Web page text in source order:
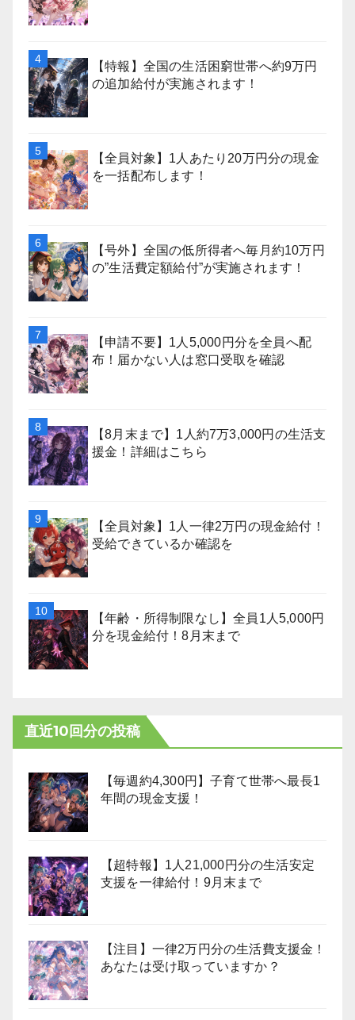
【特報】全国の生活困窮世帯へ約9万円
の追加給付が実施されます！
【全員対象】1人あたり20万円分の現金
を一括配布します！
【号外】全国の低所得者へ毎月約10万円
の”生活費定額給付”が実施されます！
【申請不要】1人5,000円分を全員へ配
布！届かない人は窓口受取を確認
【8月末まで】1人約7万3,000円の生活支
援金！詳細はこちら
【全員対象】1人一律2万円の現金給付！
受給できているか確認を
【年齢・所得制限なし】全員1人5,000円
分を現金給付！8月末まで
直近10回分の投稿
【毎週約4,300円】子育て世帯へ最長1
年間の現金支援！
【超特報】1人21,000円分の生活安定
支援を一律給付！9月末まで
【注目】一律2万円分の生活費支援金！
あなたは受け取っていますか？